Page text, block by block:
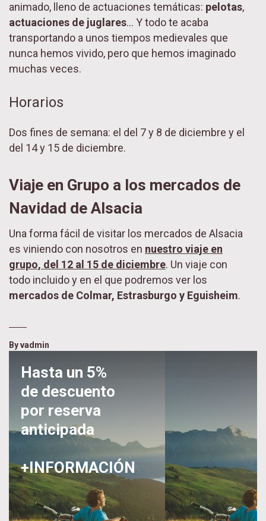
animado, lleno de actuaciones temáticas: pelotas,
actuaciones de juglares… Y todo te acaba
transportando a unos tiempos medievales que
nunca hemos vivido, pero que hemos imaginado
muchas veces.
Horarios
Dos fines de semana: el del 7 y 8 de diciembre y el
del 14 y 15 de diciembre.
Viaje en Grupo a los mercados de
Navidad de Alsacia
Una forma fácil de visitar los mercados de Alsacia
es viniendo con nosotros en nuestro viaje en
grupo, del 12 al 15 de diciembre. Un viaje con
todo incluido y en el que podremos ver los
mercados de Colmar, Estrasburgo y Eguisheim.
Byvadmin
Hasta un 5%
de descuento
por reserva
anticipada
+INFORMACIÓN